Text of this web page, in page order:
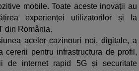
mobile. Toate aceste inovații au
experienței utilizatorilor și la
din România.
acelor cazinouri noi, digitale, a
cererii pentru infrastructura de profil,
de internet rapid 5G și securitate